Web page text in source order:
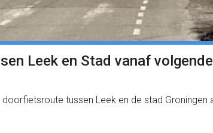
Leek en Stad vanaf
tussen Leek en de stad